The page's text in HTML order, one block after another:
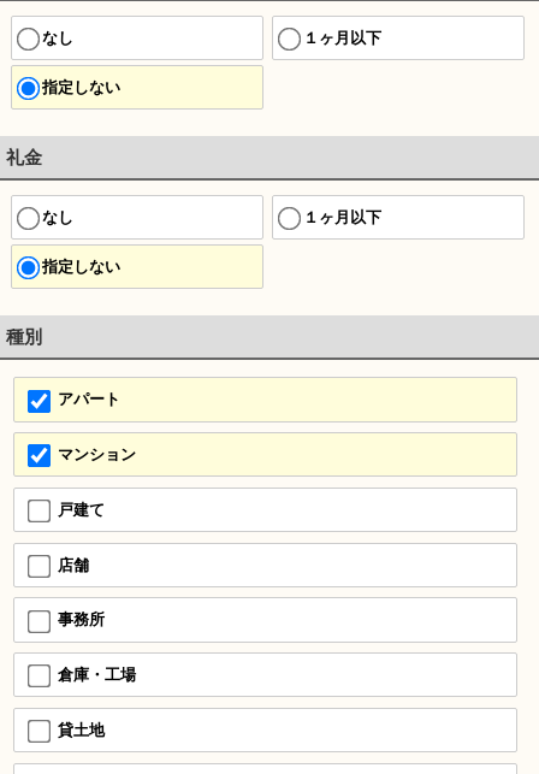
なし １ヶ月以下
指定しない
礼金
なし １ヶ月以下
指定しない
種別
アパート
マンション
戸建て
店舗
事務所
倉庫・工場
貸土地